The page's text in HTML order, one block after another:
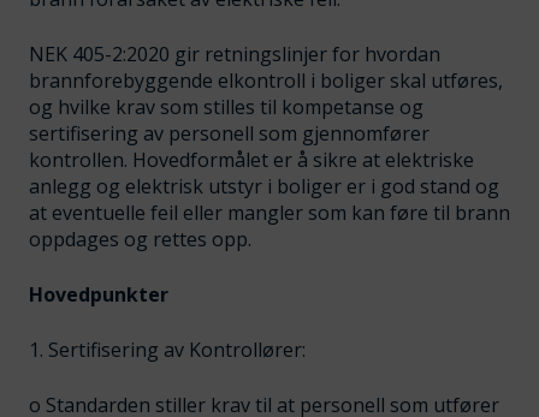
NEK 405-2:2020 gir retningslinjer for hvordan
brannforebyggende elkontroll i boliger skal utføres,
og hvilke krav som stilles til kompetanse og
sertifisering av personell som gjennomfører
kontrollen. Hovedformålet er å sikre at elektriske
anlegg og elektrisk utstyr i boliger er i god stand og
at eventuelle feil eller mangler som kan føre til brann
oppdages og rettes opp.
Hovedpunkter
1. Sertifisering av Kontrollører:
o Standarden stiller krav til at personell som utfører